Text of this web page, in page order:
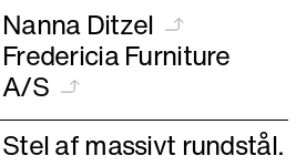
Nanna Ditzel
Fredericia Furniture
A/S
Stel af massivt rundstål.